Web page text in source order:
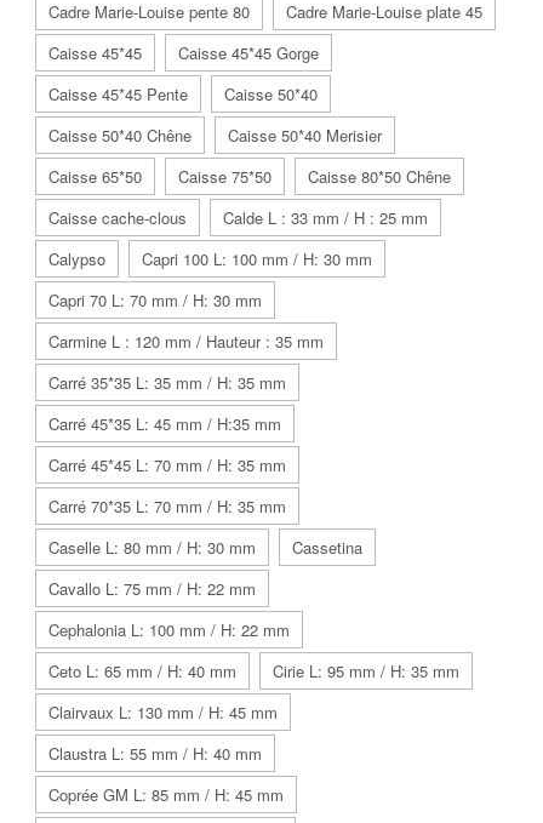
Cadre Marie-Louise pente 80
Cadre Marie-Louise plate 45
Caisse 45*45
Caisse 45*45 Gorge
Caisse 45*45 Pente
Caisse 50*40
Caisse 50*40 Chêne
Caisse 50*40 Merisier
Caisse 65*50
Caisse 75*50
Caisse 80*50 Chêne
Caisse cache-clous
Calde L : 33 mm / H : 25 mm
Calypso
Capri 100 L: 100 mm / H: 30 mm
Capri 70 L: 70 mm / H: 30 mm
Carmine L : 120 mm / Hauteur : 35 mm
Carré 35*35 L: 35 mm / H: 35 mm
Carré 45*35 L: 45 mm / H:35 mm
Carré 45*45 L: 70 mm / H: 35 mm
Carré 70*35 L: 70 mm / H: 35 mm
Caselle L: 80 mm / H: 30 mm
Cassetina
Cavallo L: 75 mm / H: 22 mm
Cephalonia L: 100 mm / H: 22 mm
Ceto L: 65 mm / H: 40 mm
Cirie L: 95 mm / H: 35 mm
Clairvaux L: 130 mm / H: 45 mm
Claustra L: 55 mm / H: 40 mm
Coprée GM L: 85 mm / H: 45 mm